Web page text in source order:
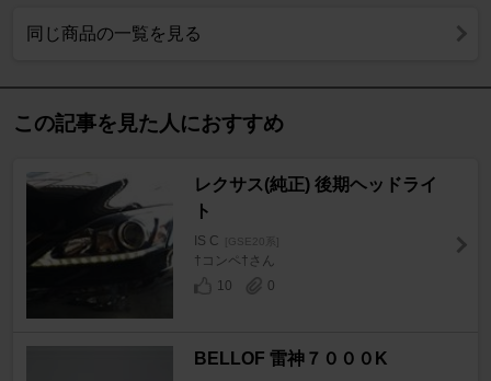
同じ商品の一覧を見る
この記事を見た人におすすめ
レクサス(純正) 後期ヘッドライ
ト
IS C [GSE20系]
†コンペ†さん
10
0
BELLOF 雷神７０００K